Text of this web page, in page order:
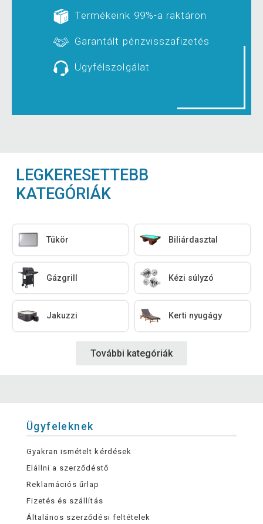
Termékeink 99%-a raktáron
Garantált pénzvisszafizetés
Ügyfélszolgálat
LEGKERESETTEBB
KATEGÓRIÁK
Tükör Biliárdasztal
Gázgrill Kézi súlyzó
Jakuzzi Kerti nyugágy
További kategóriák
Ügyfeleknek
Gyakran ismételt kérdések
Elállni a szerződéstő
Reklamációs űrlap
Fizetés és szállítás
Általános szerződési feltételek